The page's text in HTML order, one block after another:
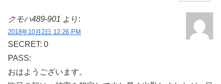
クモハ489-901 より:
2018年10月2日 12:26 PM
SECRET: 0
PASS:
おはようございます。